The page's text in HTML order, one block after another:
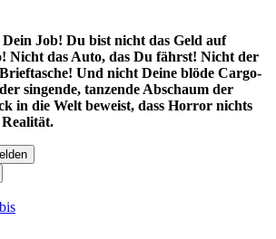
Job! Du bist nicht das Geld auf
Nicht das Auto, das Du fährst! Nicht der
Und nicht Deine blöde Cargo-
singende, tanzende Abschaum der
in die Welt beweist, dass Horror nichts
Realität.